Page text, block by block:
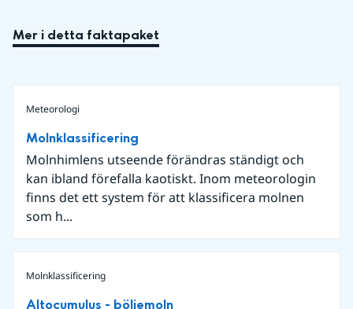
Mer i detta faktapaket
Meteorologi
Molnklassificering
Molnhimlens utseende förändras ständigt och
kan ibland förefalla kaotiskt. Inom meteorologin
finns det ett system för att klassificera molnen
som h...
Molnklassificering
Altocumulus - böljemoln